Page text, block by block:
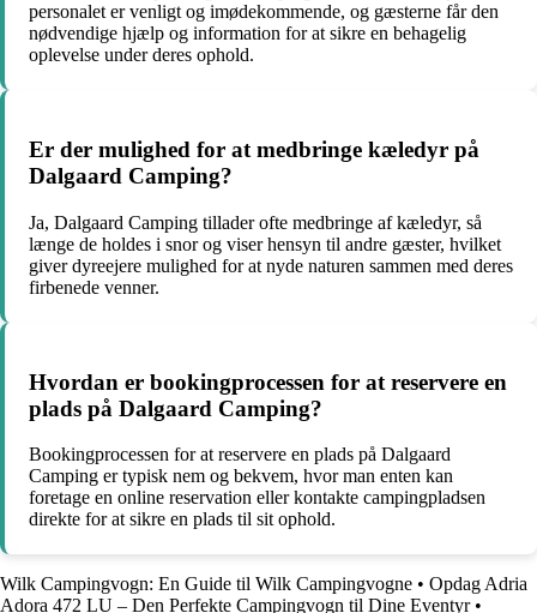
personalet er venligt og imødekommende, og gæsterne får den
nødvendige hjælp og information for at sikre en behagelig
oplevelse under deres ophold.
Er der mulighed for at medbringe kæledyr på
Dalgaard Camping?
Ja, Dalgaard Camping tillader ofte medbringe af kæledyr, så
længe de holdes i snor og viser hensyn til andre gæster, hvilket
giver dyreejere mulighed for at nyde naturen sammen med deres
firbenede venner.
Hvordan er bookingprocessen for at reservere en
plads på Dalgaard Camping?
Bookingprocessen for at reservere en plads på Dalgaard
Camping er typisk nem og bekvem, hvor man enten kan
foretage en online reservation eller kontakte campingpladsen
direkte for at sikre en plads til sit ophold.
Wilk Campingvogn: En Guide til Wilk Campingvogne • Opdag Adria
Adora 472 LU – Den Perfekte Campingvogn til Dine Eventyr•